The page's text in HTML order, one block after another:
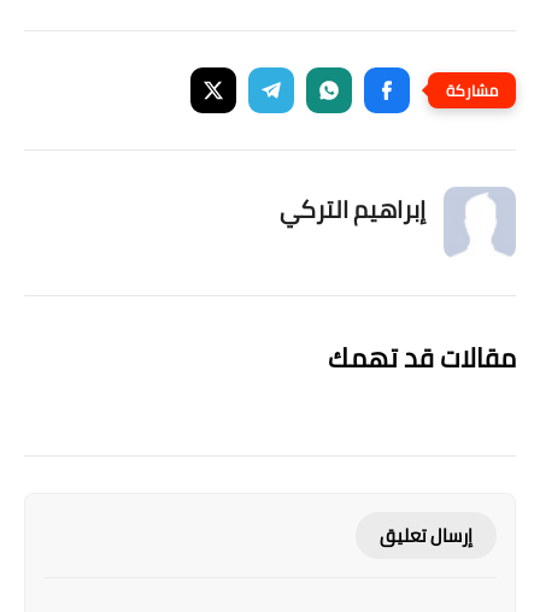
إبراهيم التركي
مقالات قد تهمك
إرسال تعليق